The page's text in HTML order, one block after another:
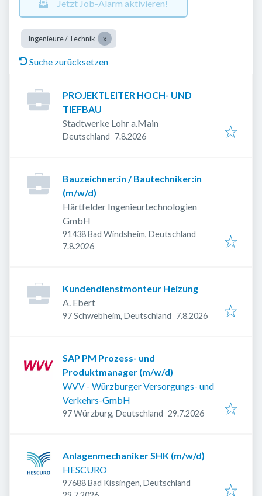
Jetzt Job-Alarm aktivieren!
Ingenieure / Technik
Suche zurücksetzen
PROJEKTLEITER HOCH- UND
TIEFBAU
Stadtwerke Lohr a.Main
Deutschland Veröffentlicht
7.8.2026
Bauzeichner:in / Bautechniker:in
(m/w/d)
Härtfelder Ingenieurtechnologien
GmbH
91438 Bad Windsheim, Deutschland
Veröffentlicht
7.8.2026
Kundendienstmonteur Heizung
A. Ebert
97 Schwebheim, Deutschland Veröffentlicht:
7.8.2026
SAP PM Prozess- und
Produktmanager (m/w/d)
WVV - Würzburger Versorgungs- und
Verkehrs-GmbH
97 Würzburg, Deutschland Veröffentlicht
29.7.2026
Anlagenmechaniker SHK (m/w/d)
HESCURO
97688 Bad Kissingen, Deutschland